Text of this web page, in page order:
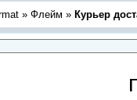
»Флейм » Курьер